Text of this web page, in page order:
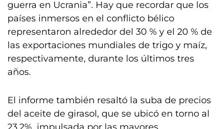
guerra en Ucrania”. Hay que recordar que los
países inmersos en el conflicto bélico
representaron alrededor del 30 % y el 20 % de
las exportaciones mundiales de trigo y maíz,
respectivamente, durante los últimos tres
años.
El informe también resaltó la suba de precios
del aceite de girasol, que se ubicó en torno al